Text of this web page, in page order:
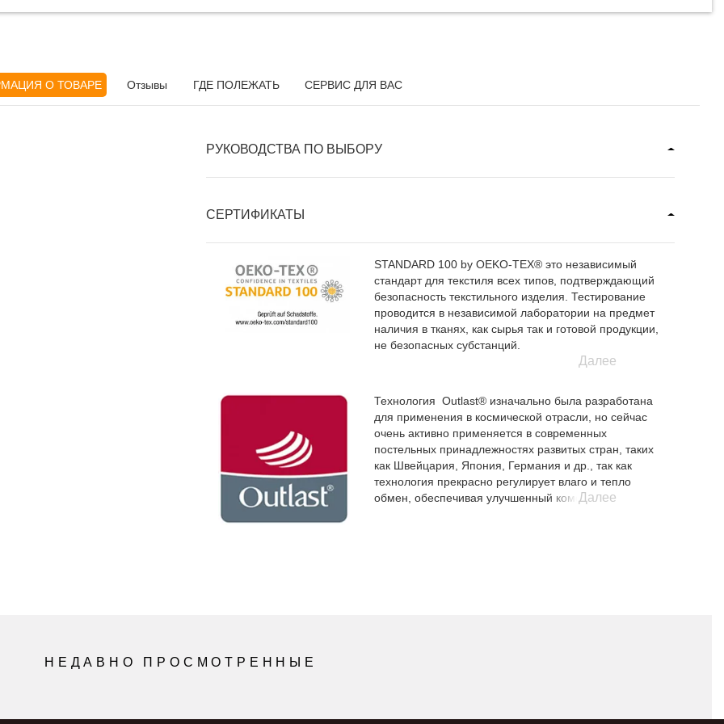
О ТОВАРЕ Отзывы ГДЕ ПОЛЕЖАТЬ СЕРВИС ДЛЯ ВАС
РУКОВОДСТВА ПО ВЫБОРУ
СЕРТИФИКАТЫ
STANDARD 100 by OEKO-TEX® это независимый
стандарт для текстиля всех типов, подтверждающий
безопасность текстильного изделия. Тестирование
проводится в независимой лаборатории на предмет
наличия в тканях, как сырья так и готовой продукции,
не безопасных субстанций.
Далее
Технология Outlast® изначально была разработана
для применения в космической отрасли, но сейчас
очень активно применяется в современных
постельных принадлежностях развитых стран, таких
как Швейцария, Япония, Германия и др., так как
технология прекрасно регулирует влаго и тепло
обмен, обеспечивая улучшенный комфорт
Далее
НЕДАВНО ПРОСМОТРЕННЫЕ